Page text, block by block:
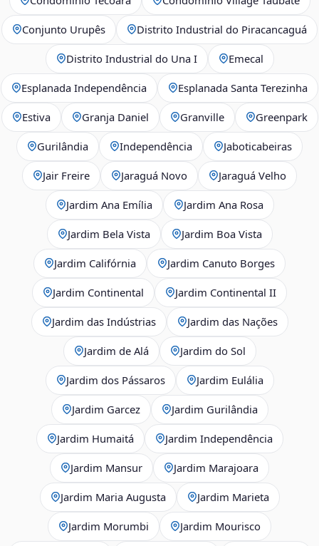
Conjunto Urupês Distrito Industrial do Piracancaguá
Distrito Industrial do Una I Emecal
Esplanada Independência Esplanada Santa Terezinha
Estiva Granja Daniel Granville Greenpark
Gurilândia Independência Jaboticabeiras
Jair Freire Jaraguá Novo Jaraguá Velho
Jardim Ana Emília Jardim Ana Rosa
Jardim Bela Vista Jardim Boa Vista
Jardim Califórnia Jardim Canuto Borges
Jardim Continental Jardim Continental II
Jardim das Indústrias Jardim das Nações
Jardim de Alá Jardim do Sol
Jardim dos Pássaros Jardim Eulália
Jardim Garcez Jardim Gurilândia
Jardim Humaitá Jardim Independência
Jardim Mansur Jardim Marajoara
Jardim Maria Augusta Jardim Marieta
Jardim Morumbi Jardim Mourisco